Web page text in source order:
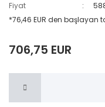
Fiyat
*76,46 EUR den başlayan
706,75 EUR